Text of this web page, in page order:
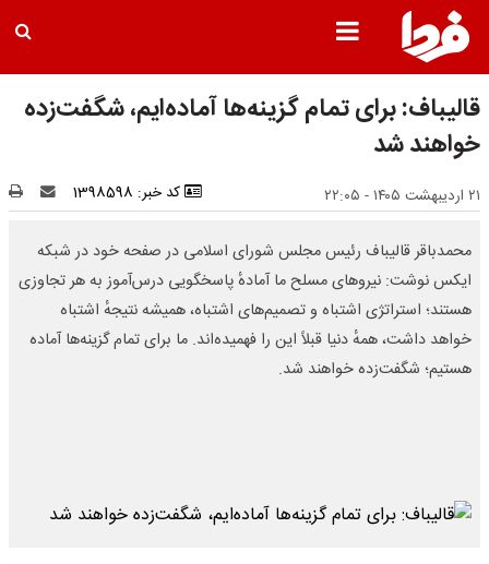
قالیباف: برای تمام گزینه‌ها آماده‌ایم، شگفت‌زده
خواهند شد
۲۱ اردیبهشت ۱۴۰۵ - ۲۲:۰۵ کد خبر: 1398598
محمدباقر قالیباف رئیس مجلس شورای اسلامی در صفحه خود در شبکه
ایکس نوشت: نیروهای مسلح ما آمادهٔ پاسخگویی درس‌آموز به هر تجاوزی
هستند؛ استراتژی اشتباه و تصمیم‌های اشتباه، همیشه نتیجهٔ اشتباه
خواهد داشت، همهٔ دنیا قبلاً این را فهمیده‌اند. ما برای تمام گزینه‌ها آماده
هستیم؛ شگفت‌زده خواهند شد.